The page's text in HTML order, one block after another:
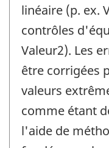
linéaire (p. ex.
contrôles
Valeur2). Les
être corrigées
valeurs
comme étant
l'aide de